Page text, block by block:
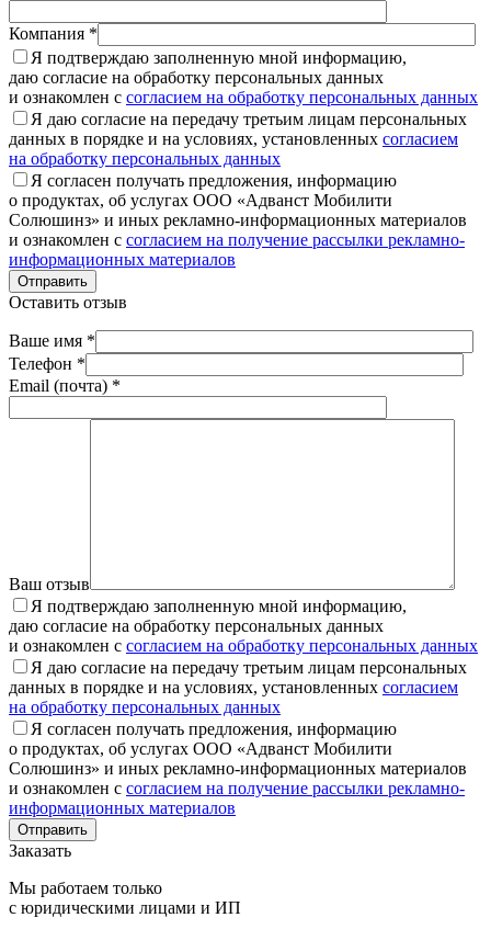
Компания *
Я подтверждаю заполненную мной информацию,
даю согласие на обработку персональных данных
и ознакомлен с согласием на обработку персональных данных
Я даю согласие на передачу третьим лицам персональных
данных в порядке и на условиях, установленных согласием
на обработку персональных данных
Я согласен получать предложения, информацию
о продуктах, об услугах ООО «Адванст Мобилити
Солюшинз» и иных рекламно-информационных материалов
и ознакомлен с согласием на получение рассылки рекламно-
информационных материалов
Отправить
Оставить отзыв
Ваше имя *
Телефон *
Email (почта) *
Ваш отзыв
Я подтверждаю заполненную мной информацию,
даю согласие на обработку персональных данных
и ознакомлен с согласием на обработку персональных данных
Я даю согласие на передачу третьим лицам персональных
данных в порядке и на условиях, установленных согласием
на обработку персональных данных
Я согласен получать предложения, информацию
о продуктах, об услугах ООО «Адванст Мобилити
Солюшинз» и иных рекламно-информационных материалов
и ознакомлен с согласием на получение рассылки рекламно-
информационных материалов
Отправить
Заказать
Мы работаем только
с юридическими лицами и ИП